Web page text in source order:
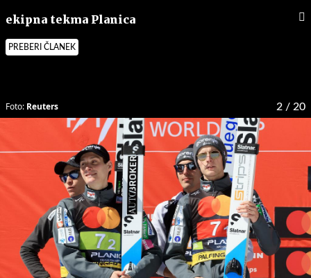
ekipna tekma Planica
PREBERI ČLANEK
2 / 20
Foto: Reuters